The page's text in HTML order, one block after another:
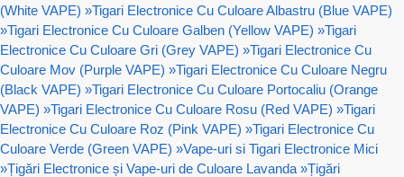
(White VAPE) »Tigari Electronice Cu Culoare Albastru (Blue VAPE)
»Tigari Electronice Cu Culoare Galben (Yellow VAPE) »Tigari
Electronice Cu Culoare Gri (Grey VAPE) »Tigari Electronice Cu
Culoare Mov (Purple VAPE) »Tigari Electronice Cu Culoare Negru
(Black VAPE) »Tigari Electronice Cu Culoare Portocaliu (Orange
VAPE) »Tigari Electronice Cu Culoare Rosu (Red VAPE) »Tigari
Electronice Cu Culoare Roz (Pink VAPE) »Tigari Electronice Cu
Culoare Verde (Green VAPE) »Vape-uri si Tigari Electronice Mici
»Țigări Electronice și Vape-uri de Culoare Lavanda »Țigări